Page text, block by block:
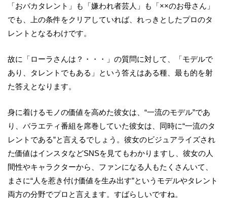
「おバカタレント」も「嫌われ者芸人」も「××のお母さん」
でも、上の条件をクリアしていれば、れっきとしたプロのタ
レントとなるわけです。
故に「ローラさんは？・・・」の質問に対して、「モデルで
あり、タレントでもある」という答えはある種、最も的を射
た答えとなります。
身に着けるモノの価値を高めた彼女は、“一流のモデル”であ
り、バラエティ番組を席巻していた彼女は、同時に“一流のタ
レントである”と言えるでしょう。彼女のビジュアライズされ
た価値はインスタなどSNSを見てもわかりますし、彼女の人
間性やキャラクターから、ファンになる人もたくさんいて、
まさに“人を惹き付け価値を生み出す”というモデルやタレント
両方の分野でプロと言えます。すばらしいですね。